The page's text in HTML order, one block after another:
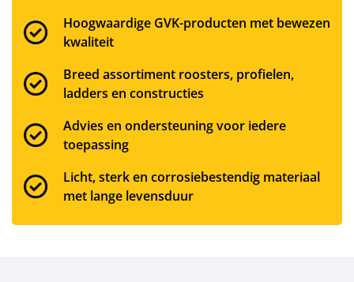
Hoogwaardige GVK-producten met bewezen
kwaliteit
Breed assortiment roosters, profielen,
ladders en constructies
Advies en ondersteuning voor iedere
toepassing
Licht, sterk en corrosiebestendig materiaal
met lange levensduur